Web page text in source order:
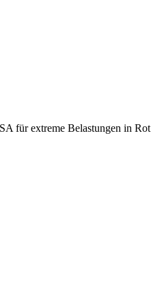
für extreme Belastungen in Rot